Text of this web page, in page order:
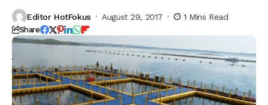
Editor HotFokus August 29, 2017 1 Mins Read
Share